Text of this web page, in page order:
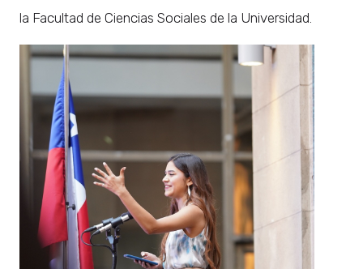
la Facultad de Ciencias Sociales de la Universidad.